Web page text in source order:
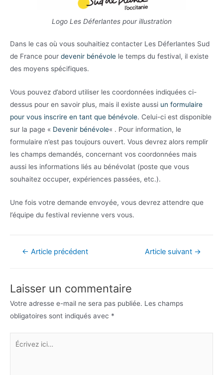
Logo Les Déferlantes pour illustration
Dans le cas où vous souhaitiez contacter Les Déferlantes Sud
de France pour devenir bénévole le temps du festival, il existe
des moyens spécifiques.
Vous pouvez d’abord utiliser les coordonnées indiquées ci-
dessus pour en savoir plus, mais il existe aussi un formulaire
pour vous inscrire en tant que bénévole. Celui-ci est disponible
sur la page « Devenir bénévole« . Pour information, le
formulaire n’est pas toujours ouvert. Vous devrez alors remplir
les champs demandés, concernant vos coordonnées mais
aussi les informations liés au bénévolat (poste que vous
souhaitez occuper, expériences passées, etc.).
Une fois votre demande envoyée, vous devrez attendre que
l’équipe du festival revienne vers vous.
Navigation
← Article précédent Article suivant →
Laisser un commentaire
Votre adresse e-mail ne sera pas publiée. Les champs
obligatoires sont indiqués avec *
Écrivez